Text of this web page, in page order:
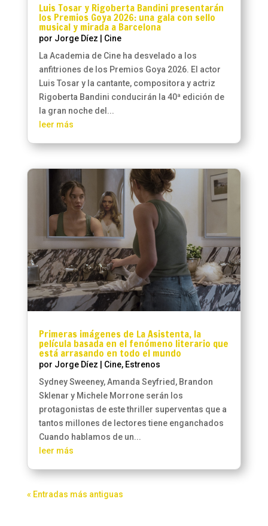
Luis Tosar y Rigoberta Bandini presentarán
los Premios Goya 2026: una gala con sello
musical y mirada a Barcelona
por Jorge Díez | Cine
La Academia de Cine ha desvelado a los
anfitriones de los Premios Goya 2026. El actor
Luis Tosar y la cantante, compositora y actriz
Rigoberta Bandini conducirán la 40ª edición de
la gran noche del...
leer más
Primeras imágenes de La Asistenta, la
película basada en el fenómeno literario que
está arrasando en todo el mundo
por Jorge Díez Cine, Estrenos
Sydney Sweeney, Amanda Seyfried, Brandon
Sklenar y Michele Morrone serán los
protagonistas de este thriller superventas que a
tantos millones de lectores tiene enganchados
Cuando hablamos de un...
leer más
« Entradas más antiguas